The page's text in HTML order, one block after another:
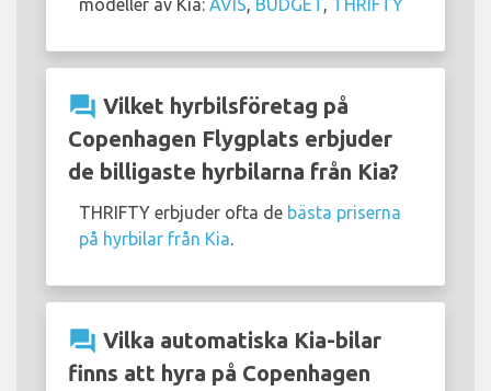
question_answer Vilket hyrbilsföretag på
Copenhagen Flygplats erbjuder
de billigaste hyrbilarna från Kia?
THRIFTY erbjuder ofta de bästa priserna
på hyrbilar från Kia
question_answer Vilka automatiska Kia-bilar
finns att hyra på Copenhagen